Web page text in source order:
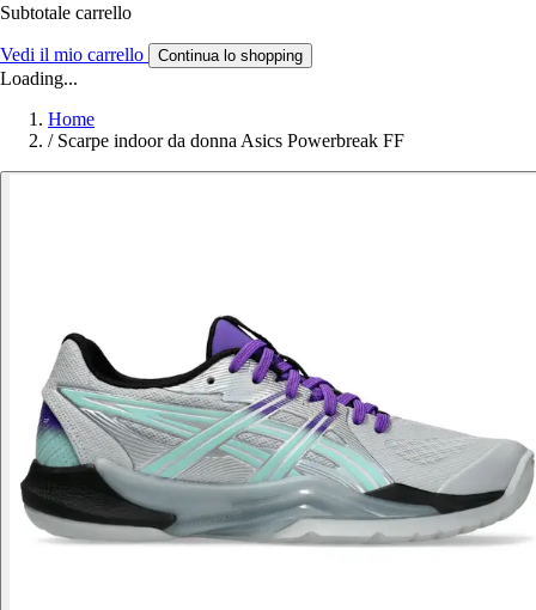
Subtotale carrello
Vedi il mio carrello Continua lo shopping
Loading...
Home
/ Scarpe indoor da donna Asics Powerbreak FF